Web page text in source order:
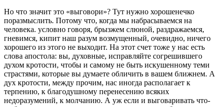
Но что значит это «выговори»? Тут нужно хорошенечко
поразмыслить. Потому что, когда мы набрасываемся на
человека. условно говоря, брызжем слюной, раздражаемся,
гневимся, кипит наш разум возмущенный, очевидно, ничего
хорошего из этого не выходит. На этот счет тоже у нас есть
слова апостола: вы, духовные, исправляйте согрешившего
духом кротости, чтобы и самому не быть искушенному теми
страстями, которые вы думаете обличить в вашем ближнем. А
дух кротости, между прочим, нас иногда располагает к
терпению, к благодушному перенесению всяких
недоразумений, к молчанию. А уж если и выговаривать что-